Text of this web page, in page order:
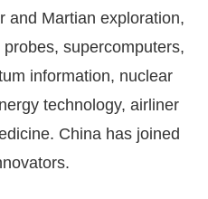
and Martian exploration,
supercomputers,
information, nuclear
technology, airliner
China has joined